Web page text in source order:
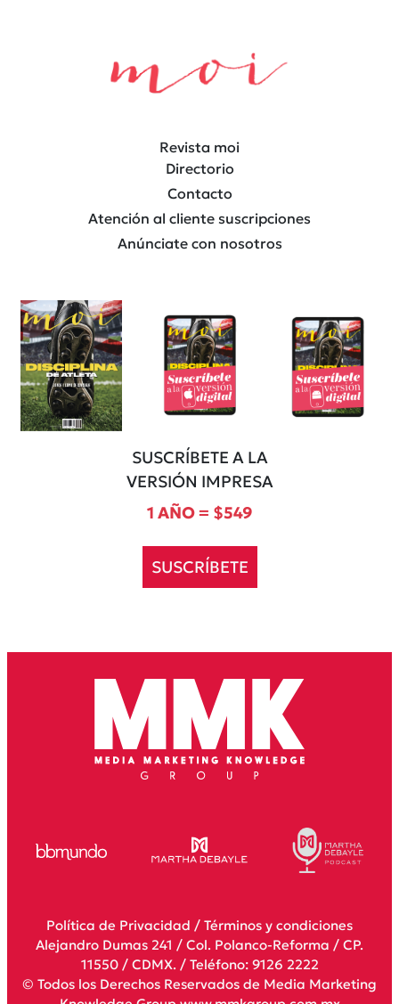
Revista moi
Directorio
Contacto
Atención al cliente suscripciones
Anúnciate con nosotros
SUSCRÍBETE A LA
VERSIÓN IMPRESA
1 AÑO = $549
SUSCRÍBETE
Política de Privacidad / Términos y condiciones
Alejandro Dumas 241 / Col. Polanco-Reforma / CP.
11550 / CDMX. / Teléfono: 9126 2222
© Todos los Derechos Reservados de Media Marketing